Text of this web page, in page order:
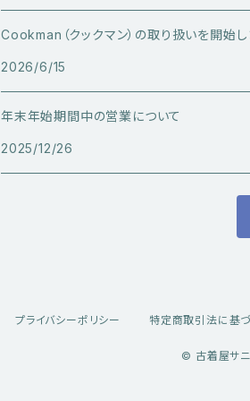
トラックジャケット・スポーツ系トップス
ベスト
指輪
サングラス
服飾雑貨
長袖シャツ
Cookman（クックマン）の取り扱いを開始し
2026/6/15
年末年始期間中の営業について
2025/12/26
プライバシーポリシー 特定商取引法に基
© 古着屋サ